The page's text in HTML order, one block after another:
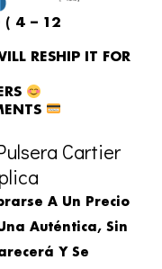
( 4 – 12
RESHIP IT FOR
Cartier
A Un Precio
Auténtica, Sin
Y Se